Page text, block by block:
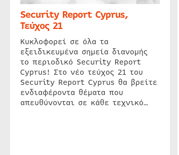
Security Report Cyprus,
Τεύχος 21
Κυκλοφορεί σε όλα τα
εξειδικευμένα σημεία διανομής
το περιοδικό Security Report
Cyprus! Στο νέο τεύχος 21 του
Security Report Cyprus θα βρείτε
ενδιαφέροντα θέματα που
απευθύνονται σε κάθε τεχνικό…